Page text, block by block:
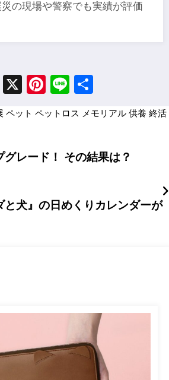
の現場や警察でも実績が評価
Facebook
X Pinterest
Line
ペット ペットロス メモリアル 供養 終活
レード！ その結果は？
と犬』の日めくりカレンダーが